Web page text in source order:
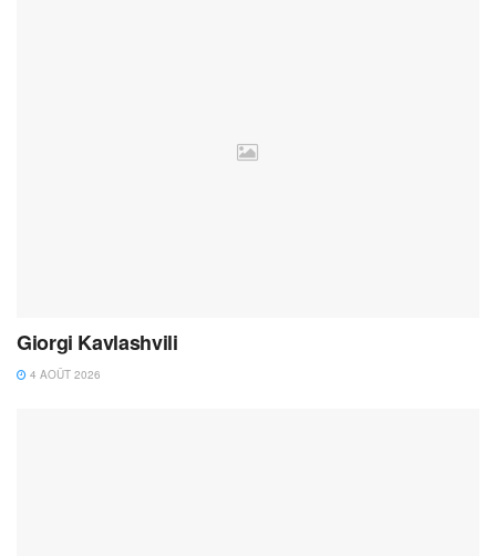
Giorgi Kavlashvili
4 AOÛT 2026